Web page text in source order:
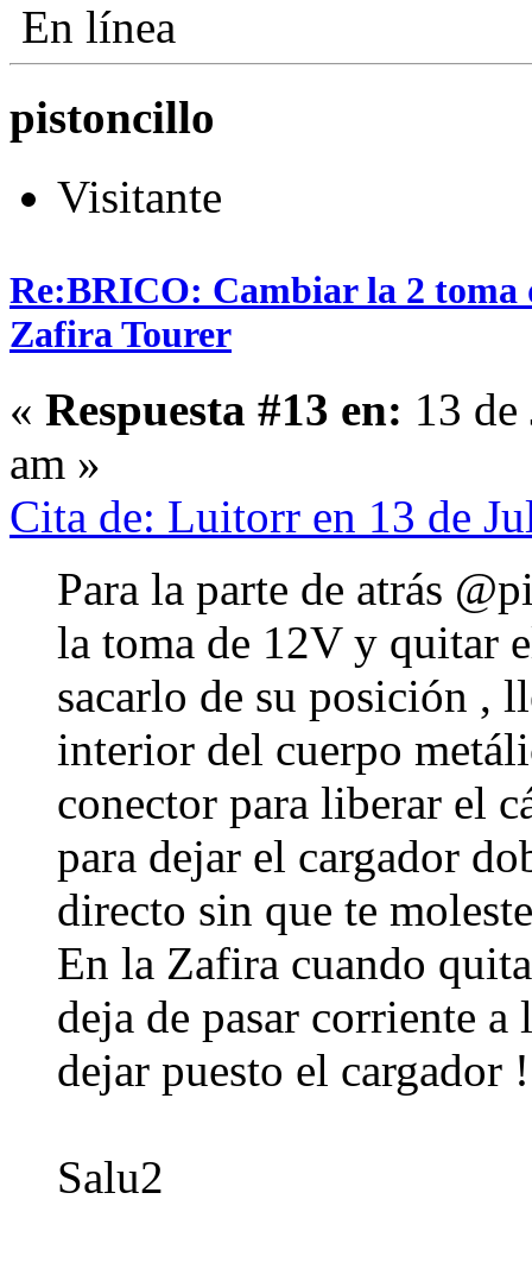
En línea
pistoncillo
Visitante
Re:BRICO: Cambiar la 2 toma
Zafira Tourer
« Respuesta #13 en: 13
am »
Cita de: Luitorr en 13 de
Para la parte de atrás
la toma de 12V y quitar
sacarlo de su posición ,
interior del cuerpo
conector para liberar el
para dejar el cargador
directo sin que te
En la Zafira cuando
deja de pasar corriente a
dejar puesto el cargador
Salu2